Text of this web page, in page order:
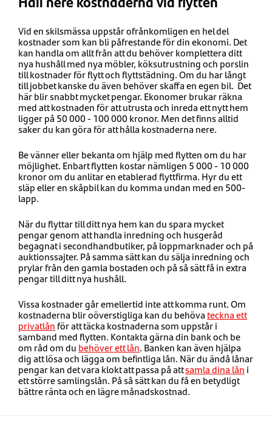
Vid en skilsmässa uppstår ofrånkomligen en hel del
kostnader som kan bli påfrestande för din ekonomi. Det
kan handla om allt från att du behöver komplettera ditt
nya hushåll med nya möbler, köksutrustning och porslin
till kostnader för flytt och flyttstädning. Om du har långt
till jobbet kanske du även behöver skaffa en egen bil. Det
här blir snabbt mycket pengar. Ekonomer brukar räkna
med att kostnaden för att utrusta och inreda ett nytt hem
ligger på 50 000 - 100 000 kronor. Men det finns alltid
saker du kan göra för att hålla kostnaderna nere.
Be vänner eller bekanta om hjälp med flytten om du har
möjlighet. Enbart flytten kostar nämligen 5 000 - 10 000
kronor om du anlitar en etablerad flyttfirma. Hyr du ett
släp eller en skåpbil kan du komma undan med en 500-
lapp.
När du flyttar till ditt nya hem kan du spara mycket
pengar genom att handla inredning och husgeråd
begagnat i secondhandbutiker, på loppmarknader och på
auktionssajter. På samma sätt kan du sälja inredning och
prylar från den gamla bostaden och på så sätt få in extra
pengar till ditt nya hushåll.
Vissa kostnader går emellertid inte att komma runt. Om
kostnaderna blir oöverstigliga kan du behöva teckna ett
privatlån för att täcka kostnaderna som uppstår i
samband med flytten. Kontakta gärna din bank och be
om råd om du behöver ett lån. Banken kan även hjälpa
dig att lösa och lägga om befintliga lån. När du ändå lånar
pengar kan det vara klokt att passa på attsamla dina lån i
ett större samlingslån. På så sätt kan du få en betydligt
bättre ränta och en lägre månadskostnad.